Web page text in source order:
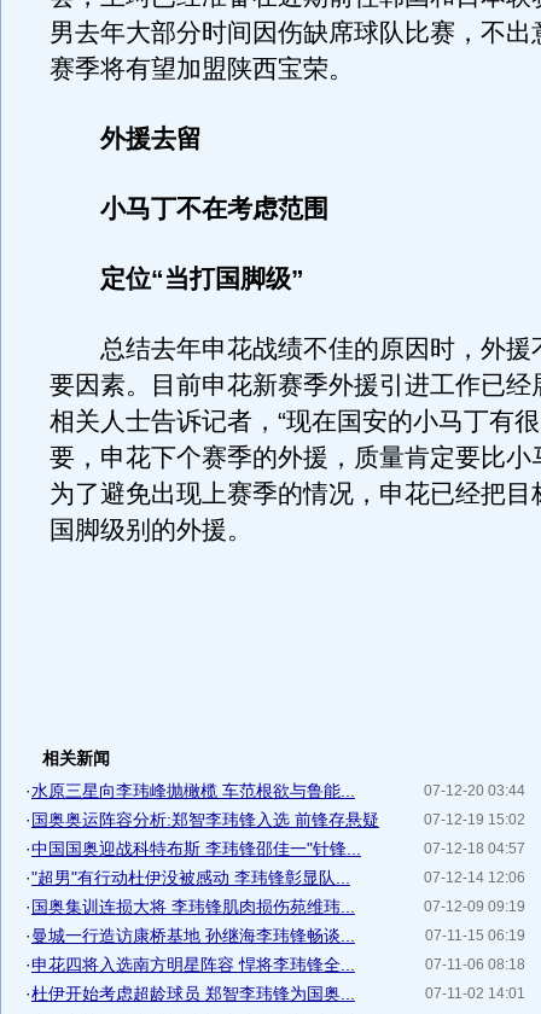
男去年大部分时间因伤缺席球队比赛，不出
赛季将有望加盟陕西宝荣。
外援去留
小马丁不在考虑范围
定位“当打国脚级”
总结去年申花战绩不佳的原因时，外援
要因素。目前申花新赛季外援引进工作已经
相关人士告诉记者，“现在国安的小马丁有
要，申花下个赛季的外援，质量肯定要比小
为了避免出现上赛季的情况，申花已经把目
国脚级别的外援。
相关新闻
07-12-20 03:44
·水原三星向李玮峰抛橄榄 车范根欲与鲁能...
07-12-19 15:02
·国奥奥运阵容分析:郑智李玮锋入选 前锋存悬疑
07-12-18 04:57
·中国国奥迎战科特布斯 李玮锋邵佳一"针锋...
07-12-14 12:06
·"超男"有行动杜伊没被感动 李玮锋彰显队...
07-12-09 09:19
·国奥集训连损大将 李玮锋肌肉损伤苑维玮...
07-11-15 06:19
·曼城一行造访康桥基地 孙继海李玮锋畅谈...
07-11-06 08:18
·申花四将入选南方明星阵容 悍将李玮锋全...
07-11-02 14:01
·杜伊开始考虑超龄球员 郑智李玮锋为国奥...